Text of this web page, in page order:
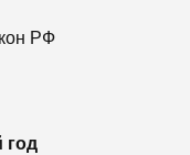
РФ
год